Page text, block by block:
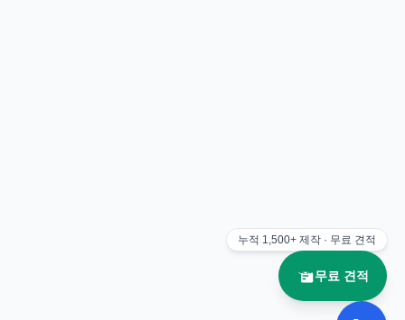
누적 1,500+ 제작 · 무료 견적
무료 견적